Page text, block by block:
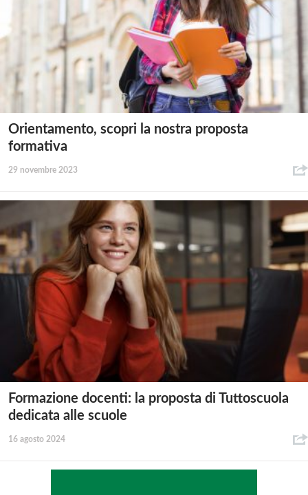
Orientamento, scopri la nostra proposta
formativa
29 novembre 2023
Formazione docenti: la proposta di Tuttoscuola
dedicata alle scuole
16 agosto 2024